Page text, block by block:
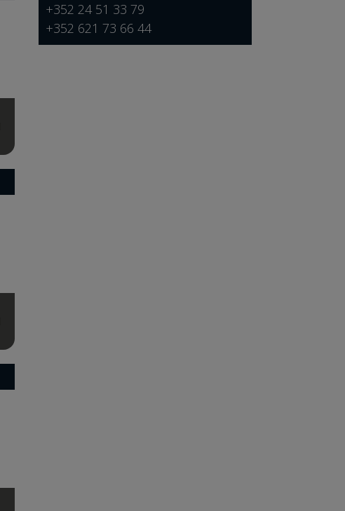
+352 24 51 33 79
+352 621 73 66 44